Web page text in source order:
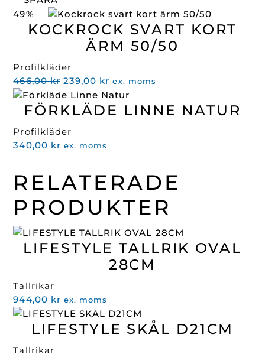
49%
KOCKROCK SVART KORT
ÄRM 50/50
Profilkläder
466,00kr Det
ursprungliga
priset
466,00 kr.
239,00 kr Det
nuvarande
priset
ex. moms
FÖRKLÄDE LINNE NATUR
Profilkläder
340,00 kr ex. moms
RELATERADE
PRODUKTER
LIFESTYLE TALLRIK OVAL
28CM
Tallrikar
944,00 kr ex. moms
LIFESTYLE SKÅL D21CM
Tallrikar